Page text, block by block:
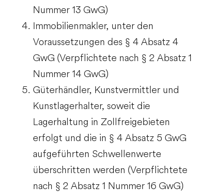
Nummer 13 GwG)
Immobilienmakler, unter den
Voraussetzungen des § 4 Absatz 4
GwG (Verpflichtete nach § 2 Absatz 1
Nummer 14 GwG)
Güterhändler, Kunstvermittler und
Kunstlagerhalter, soweit die
Lagerhaltung in Zollfreigebieten
erfolgt und die in § 4 Absatz 5 GwG
aufgeführten Schwellenwerte
überschritten werden (Verpflichtete
nach § 2 Absatz 1 Nummer 16 GwG)